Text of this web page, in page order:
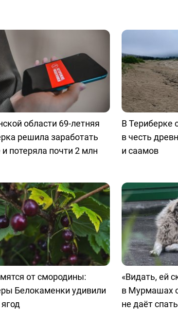
области 69-летняя
решила заработать
потеряла почти 2 млн
В Териберке
в честь
и саамов
от смородины:
Белокаменки удивили
«Видать, ей
в Мурмашах
не даёт